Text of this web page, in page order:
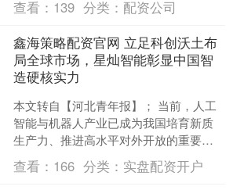
万元，法定代....
查看： 139 分类： 配资公司
鑫海策略配资官网 立足科创沃土布
局全球市场，星灿智能彰显中国智
造硬核实力
本文转自【河北青年报】； 当前，人工
智能与机器人产业已成为我国培育新质
生产力、推进高水平对外开放的重要载
体。海关数据显示，2026年上半年我国
智能机器人、AI硬....
查看： 166 分类： 实盘配资开户